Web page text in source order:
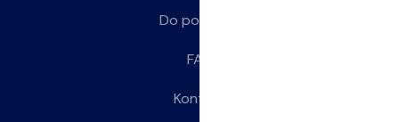
Do pobrania
FAQ
Kontakt